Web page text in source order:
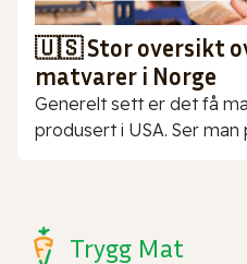
🇺🇸 Stor oversikt
matvarer i Norge
Generelt sett er det få
produsert i USA. Ser man
Trygg Mat